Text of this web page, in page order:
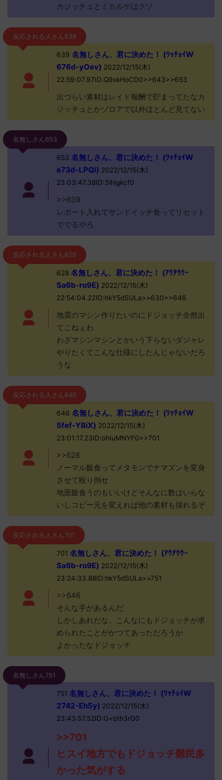
カジッチュとミカルゲはクソ
反応される人さん639
639 名無しさん、君に決めた！ (ﾜｯﾁｮｲW
676d-yOev) 2022/12/15(木)
22:59:07.97ID:Q9xkHoCD0>>643>>653
出づらい素材はレイド報酬で貯まってたなカ
ジッチュとかゾロアで以外ほとんど見てない
名無しさん653
653 名無しさん、君に決めた！ (ﾜｯﾁｮｲW
e73d-LPQi) 2022/12/15(木)
23:03:47.38ID:3lhigkcf0
>>639
レポート入れてサンドイッチ食ってリセット
ででるやろ
反応される人さん628
628名無しさん、君に決めた！ (ｱｳｱｳｳｰ
Sa6b-ro9E) 2022/12/15(木)
22:54:04.22ID:hkY5dSULa>>630>>646
地震のマシン作りたいのにドジョッチ全然出
てこねぇわ
わざマシンマシンとかいう下らないダジャレ
やりたくてこんな仕様にしたんじゃないだろ
うな
反応される人さん646
646 名無しさん、君に決めた！ (ﾜｯﾁｮｲW
5fef-YBiX) 2022/12/15(木)
23:01:17.23ID:ohIuMNYF0>>701
>>628
ノーマル飯食ってメタモンでナマズンを変身
させて殴り倒せ
地面飯食うのもいいけどそんなに数はいらな
いしコピー元を変えれば他の素材も採れるぞ
反応される人さん701
701 名無しさん、君に決めた！ (ｱｳｱｳｳｰ
Sa6b-ro9E) 2022/12/15(木)
23:24:33.88ID:hkY5dSULa>>751
>>646
そんな手があるんだ
しかしあれだな、こんなにもドジョッチが求
められたことがかつてあっただろうか
よかったなドジョッチ
名無しさん751
751 名無しさん、君に決めた！ (ﾜｯﾁｮｲW
2742-Eh5y) 2022/12/15(木)
23:43:57.52ID:G+bth3rG0
>>701
ヒスイ地方でもドジョッチ難民多
かった気がする